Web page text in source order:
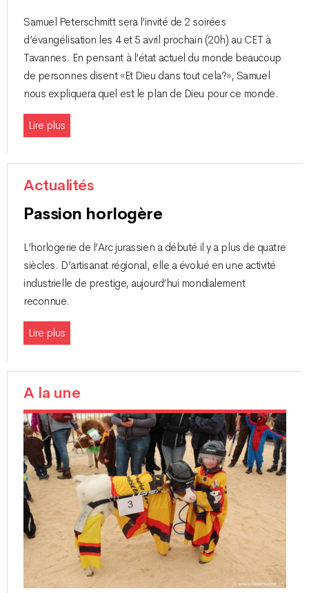
Samuel Peterschmitt sera l’invité de 2 soirées
d’évangélisation les 4 et 5 avril prochain (20h) au CET à
Tavannes. En pensant à l’état actuel du monde beaucoup
de personnes disent «Et Dieu dans tout cela?», Samuel
nous expliquera quel est le plan de Dieu pour ce monde.
Lire plus
Actualités
Passion horlogère
L’horlogerie de l’Arc jurassien a débuté il y a plus de quatre
siècles. D’artisanat régional, elle a évolué en une activité
industrielle de prestige, aujourd’hui mondialement
reconnue.
Lire plus
A la une